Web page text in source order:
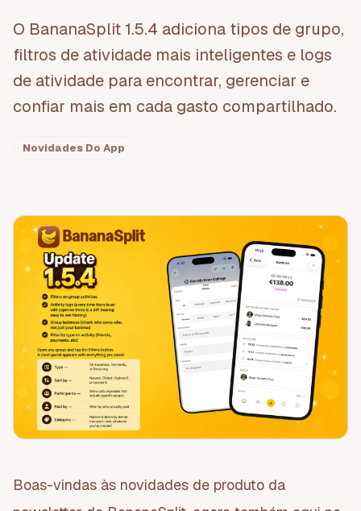
O BananaSplit 1.5.4 adiciona tipos de grupo,
filtros de atividade mais inteligentes e logs
de atividade para encontrar, gerenciar e
confiar mais em cada gasto compartilhado.
Novidades Do App
Boas-vindas às novidades de produto da